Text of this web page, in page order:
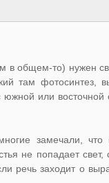
в общем-то) нужен
там фотосинтез,
южной или восточной
замечали, что
не попадает свет,
речь заходит о